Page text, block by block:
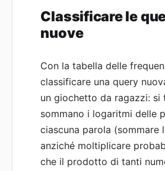
Classificare le
nuove
Con la tabella delle
classificare una query
un giochetto da ragazzi: si
sommano i logaritmi delle
ciascuna parola (sommare
anziché moltiplicare
che il prodotto di tanti